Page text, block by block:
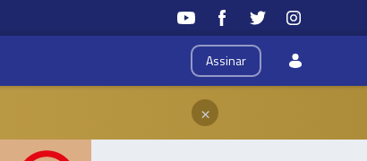
Assinar
×